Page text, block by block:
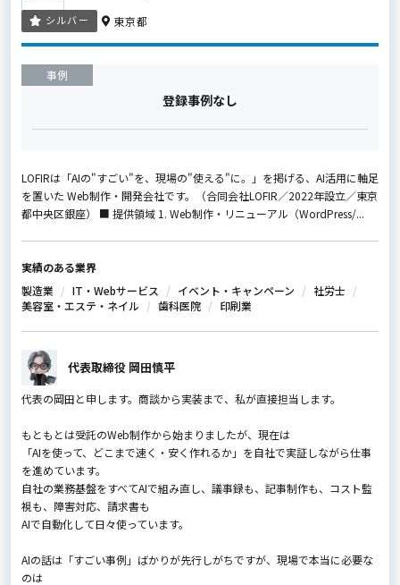
シルバー 東京都
事例
登録事例なし
LOFIRは「AIの"すごい"を、現場の"使える"に。」を掲げる、AI活用に軸足
を置いた Web制作・開発会社です。（合同会社LOFIR／2022年設立／東京
都中央区銀座） ■ 提供領域 1. Web制作・リニューアル（WordPress/...
実績のある業界
製造業
IT・Webサービス イベント・キャンペーン
社労士
美容室・エステ・ネイル
歯科医院 印刷業
代表取締役 岡田慎平
代表の岡田と申します。商談から実装まで、私が直接担当します。
もともとは受託のWeb制作から始まりましたが、現在は
「AIを使って、どこまで速く・安く作れるか」を自社で実証しながら仕事
を進めています。
自社の業務基盤をすべてAIで組み直し、議事録も、記事制作も、コスト監
視も、障害対応、請求書も
AIで自動化して日々使っています。
AIの話は「すごい事例」ばかりが先行しがちですが、現場で本当に必要な
のは